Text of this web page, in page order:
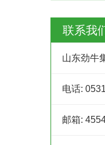
联系我
山东劲牛
电话:
邮箱: